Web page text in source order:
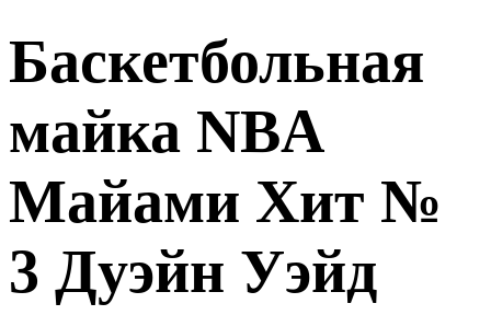
Баскетбольная
майка NBA
Майами Хит №
3 Дуэйн Уэйд